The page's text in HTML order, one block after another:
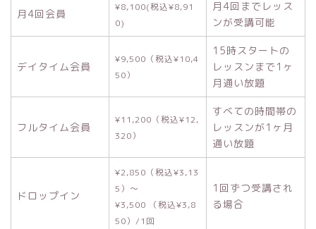
月4回会員
¥8,100(税込¥8,91
0)
月4回までレッス
ンが受講可能
デイタイム会員
¥9,500（税込¥10,4
50）
15時スタートの
レッスンまで1ヶ
月通い放題
フルタイム会員
¥11,200（税込¥12,
320）
すべての時間帯の
レッスンが1ヶ月
通い放題
ドロップイン
¥2,850（税込¥3,13
5）～
¥3,500 （税込¥3,8
50）/1回
1回ずつ受講され
る場合